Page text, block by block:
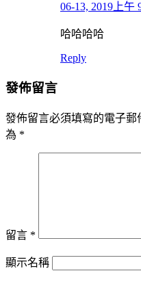
06-13, 2019上午
哈哈哈哈
Reply
發佈留言
發佈留言必須填寫的電子郵
為 *
留言 *
顯示名稱